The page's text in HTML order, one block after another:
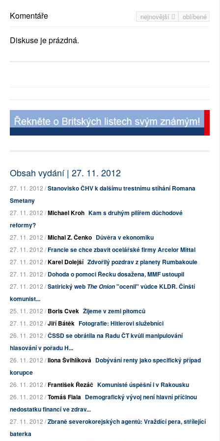
nejnovější oblíbené
Komentáře
Diskuse je prázdná.
Obsah vydání | 27. 11. 2012
27. 11. 2012 /Stanovisko ČHV k dalšímu trestnímu stíhání Romana
Smetany
27. 11. 2012 /Michael Kroh Kam s druhým pilířem důchodové
reformy?
27. 11. 2012 /Michal Z. Čenko Důvěra v ekonomiku
27. 11. 2012 /Francie se chce zbavit ocelářské firmy Arcelor Mittal
27. 11. 2012 /Karel Dolejší Zdvořilý pozdrav z planety Rumbakoule
27. 11. 2012 /Dohoda o pomoci Řecku dosažena, MMF ustoupil
27. 11. 2012 /Satirický web The Onion"ocenil" vůdce KLDR. Čínští
komunist...
25. 11. 2012 /Boris Cvek Žijeme v zemi pitomců
27. 11. 2012 /Jiří Bátěk Fotografie: Hitlerovi služebníci
26. 11. 2012 /ČSSD se obrátila na Radu ČT kvůli manipulování
hlasování v pořadu H...
26. 11. 2012 /Ilona Švihlíková Dobývání renty jako specifický případ
korupce
26. 11. 2012 /František Řezáč Komunisté úspěšní i v Rakousku
26. 11. 2012 /Tomáš Fiala Demografický vývoj není hlavní příčinou
nedostatku financí ve zdrav...
27. 11. 2012 /Zbraně severokorejských agentů: Vraždící pera, střílející
baterka